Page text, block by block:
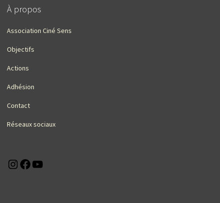
À propos
Association Ciné Sens
Objectifs
Actions
Adhésion
Contact
Réseaux sociaux
Instagram
Facebook